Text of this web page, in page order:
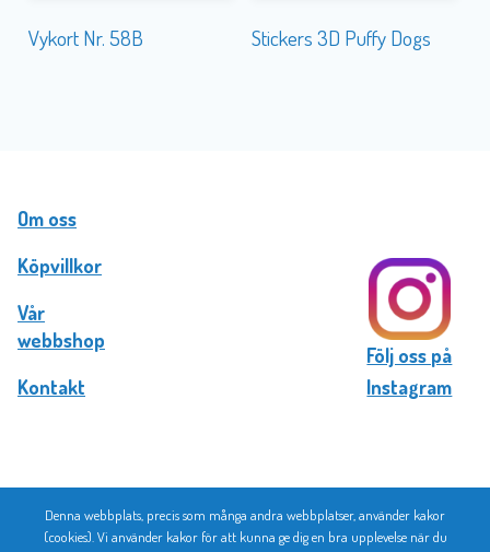
Vykort Nr. 58B Stickers 3D Puffy Dogs
Om oss
Köpvillkor
Vår
webbshop
Kontakt
Följ oss på
Instagram
© 2026 Bromma Kortförlag
Denna webbplats, precis som många andra webbplatser, använder kakor
(cookies). Vi använder kakor för att kunna ge dig en bra upplevelse när du